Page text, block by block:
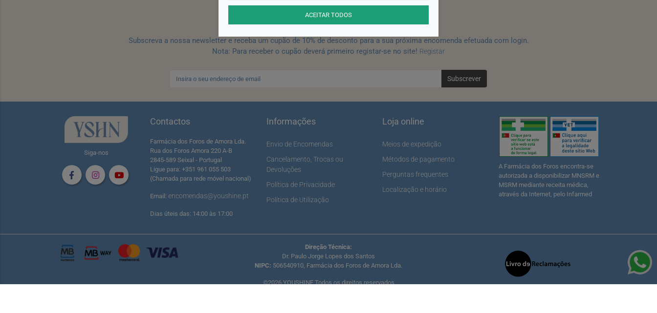
SUBSCREVA A NEWSLETTER
Subscreva a nossa newsletter e receba um cupão de 10% de desconto para a sua próxima encomenda efetuada com login.
Nota: Para receber o cupão deverá primeiro registar-se no site! Registar
Subscrever
Siga-nos
Contactos
Farmácia dos Foros de Amora Lda.
Rua dos Foros Amora 220 A-B
2845-589 Seixal - Portugal
Ligue para: +351 961 055 503
(Chamada para rede móvel nacional)
Email: encomendas@youshine.pt
Dias úteis das: 14:00 às 17:00
Informações
Envio de Encomendas
Cancelamento, Trocas ou
Devoluções
Política de Privacidade
Política de Utilização
Loja online
Meios de expedição
Métodos de pagamento
Perguntas frequentes
Localização e horário
A Farmácia dos Foros encontra-se
autorizada a disponibilizar MNSRM e
MSRM mediante receita médica,
através da Internet, pelo Infarmed
Direção Técnica:
Dr. Paulo Jorge Lopes dos Santos
NIPC: 506540910, Farmácia dos Foros de Amora Lda.
©2026 YOUSHINE Todos os direitos reservados
ACEITAR TODOS